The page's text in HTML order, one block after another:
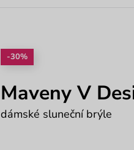
-30%
Maveny V
dámské sluneční brýle